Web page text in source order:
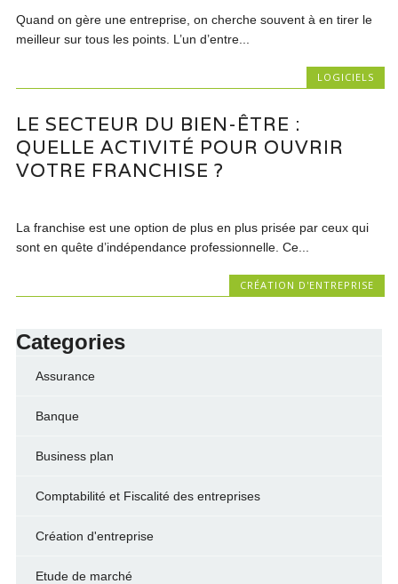
Quand on gère une entreprise, on cherche souvent à en tirer le
meilleur sur tous les points. L’un d’entre...
LOGICIELS
LE SECTEUR DU BIEN-ÊTRE :
QUELLE ACTIVITÉ POUR OUVRIR
VOTRE FRANCHISE ?
La franchise est une option de plus en plus prisée par ceux qui
sont en quête d’indépendance professionnelle. Ce...
CRÉATION D'ENTREPRISE
Categories
Assurance
Banque
Business plan
Comptabilité et Fiscalité des entreprises
Création d'entreprise
Etude de marché